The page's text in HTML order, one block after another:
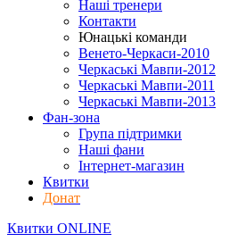
Наші тренери
Контакти
Юнацькі команди
Венето-Черкаси-2010
Черкаські Мавпи-2012
Черкаські Мавпи-2011
Черкаські Мавпи-2013
Фан-зона
Група підтримки
Наші фани
Інтернет-магазин
Квитки
Донат
Квитки ONLINE